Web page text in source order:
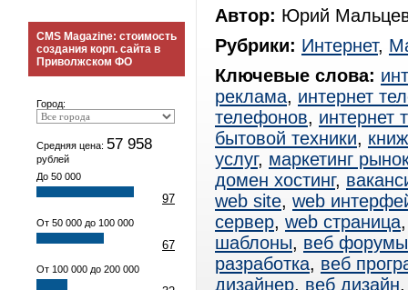
CMS Magazine: стоимость
создания корп. сайта в
Приволжском ФО
Город:
Средняя цена: 57 958
рублей
До 50 000
97
От 50 000 до 100 000
67
От 100 000 до 200 000
Автор: Юрий
Рубрики: Интернет,
Ключевые слова:
реклама, интернет
телефонов, интернет
бытовой техники,
услуг, маркетинг
домен хостинг,
web site, web
сервер, web страница
шаблоны, веб форумы
разработка, веб
дизайнер, веб дизайн